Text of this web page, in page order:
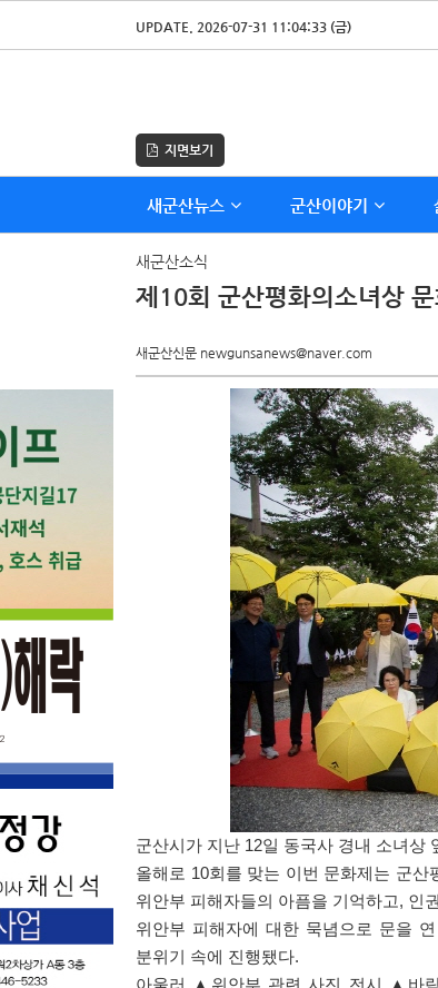
UPDATE. 2026-07-31 11:04:33 (금)
지면보기
새군산뉴스 군산이야기
새군산소식
제10회 군산평화의소녀상 문
새군산신문 newgunsanews@naver.com
군산시가 지난 12일 동국사 경내 소녀상
올해로 10회를 맞는 이번 문화제는 군산
위안부 피해자들의 아픔을 기억하고, 인
위안부 피해자에 대한 묵념으로 문을
분위기 속에 진행됐다.